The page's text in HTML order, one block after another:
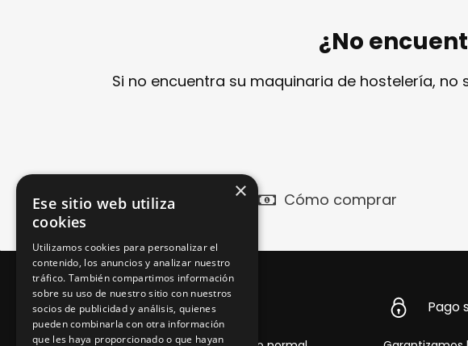
¿No
Si no encuentra su maquinaria de hostelería,
Cómo comprar
Garantía 1 año Pago
×
Ese sitio web utiliza
cookies
Utilizamos cookies para personalizar el
contenido, los anuncios y analizar nuestro
tráfico. También compartimos información
sobre su uso de nuestro sitio con nuestros
socios de publicidad y análisis, quienes
pueden combinarla con otra información
que les haya proporcionado o que hayan